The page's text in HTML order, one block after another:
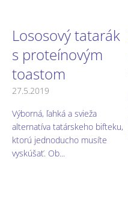
Lososový tatarák
s proteínovým
toastom
27.5.2019
Výborná, ľahká a svieža
alternatíva tatárskeho bifteku,
ktorú jednoducho musíte
vyskúšať. Ob...